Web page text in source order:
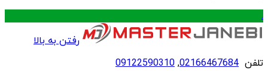
.
رفتن به بالا
تلفن 02166467684
,
09122590310